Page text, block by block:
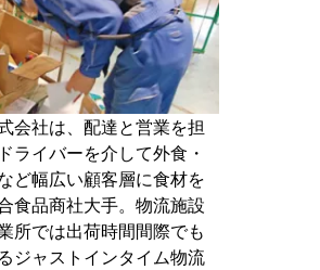
会社は、配達と営業を担
ライバーを介して外食・
ど幅広い顧客層に食材を
食品商社大手。物流施設
所では出荷時間間際でも
ジャストインタイム物流